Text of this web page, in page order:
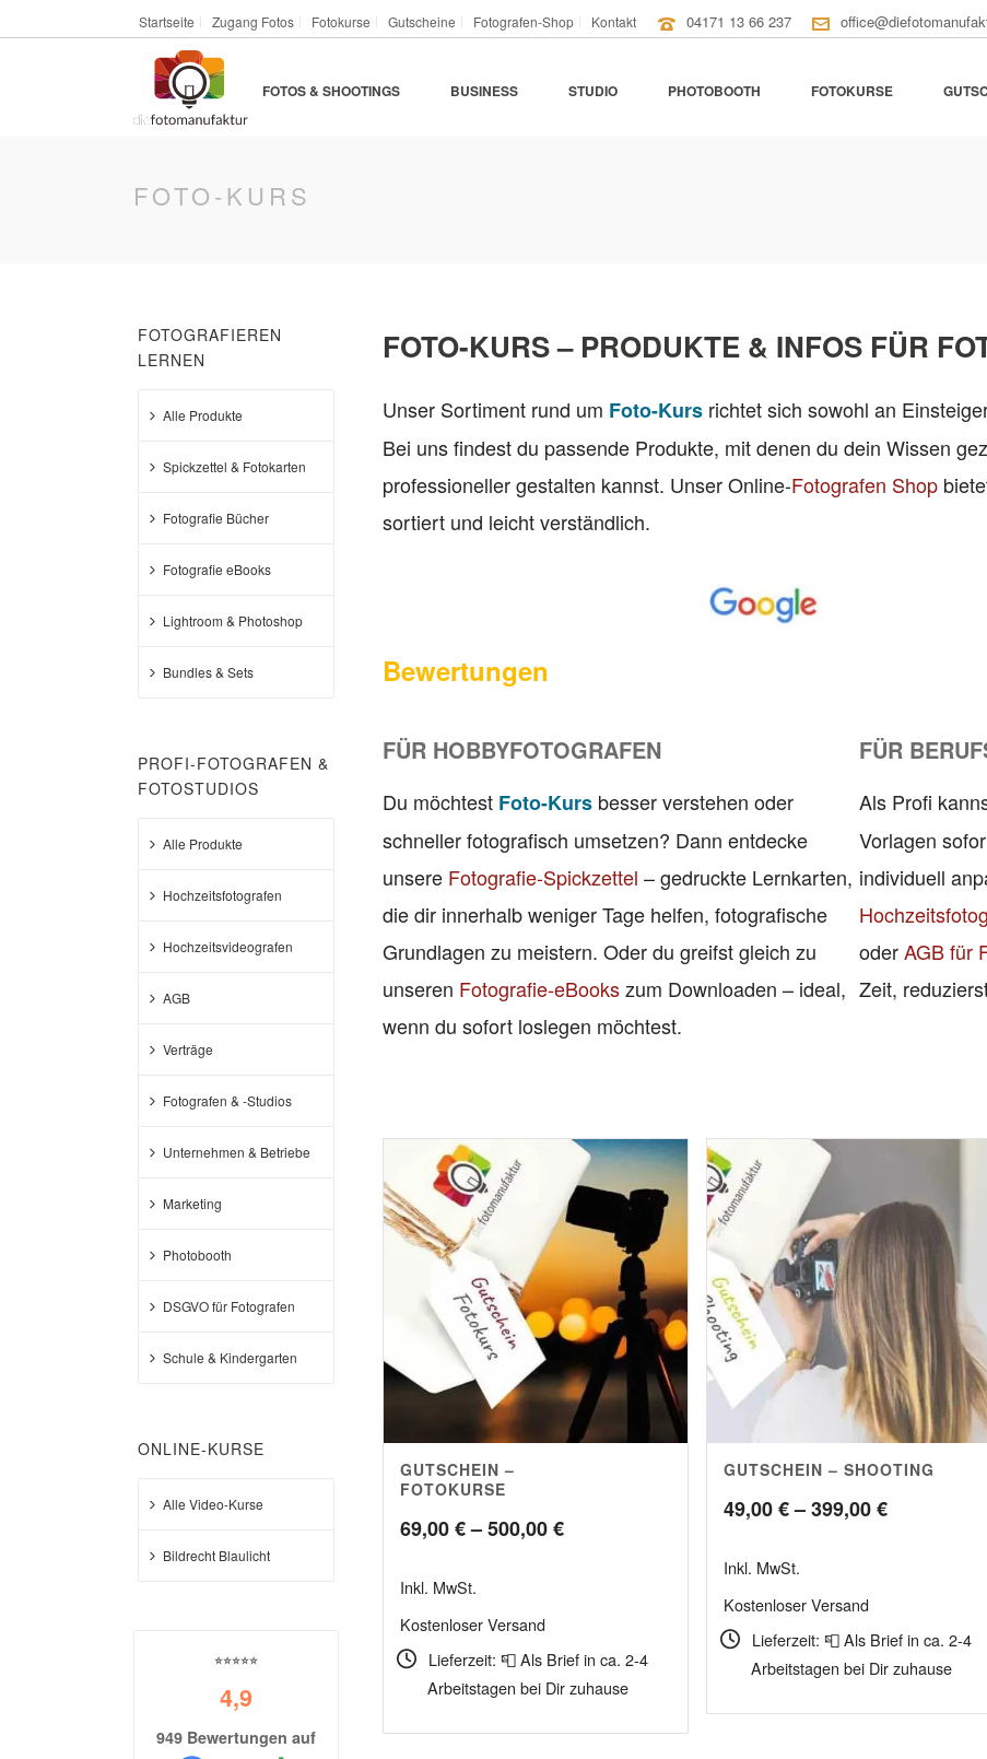
Startseite Zugang Fotos Fotokurse Gutscheine Fotografen-Shop Kontakt 04171 13 66 237
FOTOS & SHOOTINGS BUSINESS STUDIO PHOTOBOOTH FOTOKURSE
FOTO-KURS
FOTO-KURS – PRODUKTE & INFOS FÜR
Unser Sortiment rund um Foto-Kurs richtet sich sowohl an
Bei uns findest du passende Produkte, mit denen du dein Wissen
professioneller gestalten kannst. Unser Online-Fotografen Shop
sortiert und leicht verständlich.
Bewertungen
FÜR HOBBYFOTOGRAFEN
Du möchtest Foto-Kurs besser verstehen oder
schneller fotografisch umsetzen? Dann entdecke
unsere Fotografie-Spickzettel – gedruckte Lernkarten,
die dir innerhalb weniger Tage helfen, fotografische
Grundlagen zu meistern. Oder du greifst gleich zu
unseren Fotografie-eBookszum Downloaden – ideal,
wenn du sofort loslegen möchtest.
FÜR
Als Profi
Vorlagen
individuell
oderAGB für
Zeit,
4.89
GUTSCHEIN –
FOTOKURSE
69,00€–500,00€Preisspanne:
Inkl. MwSt.
Kostenloser Versand
Lieferzeit: 📮 Als Brief in ca. 2-4
Arbeitstagen bei Dir zuhause
5.00
GUTSCHEIN – SHOOTING
49,00€–399,00€
Inkl. MwSt.
Kostenloser Versand
Lieferzeit: 📮 Als Brief in ca. 2-4
Arbeitstagen bei Dir zuhause
FOTOGRAFIEREN
LERNEN
Alle Produkte
Spickzettel & Fotokarten
Fotografie Bücher
Fotografie eBooks
Lightroom & Photoshop
Bundles & Sets
PROFI-FOTOGRAFEN &
FOTOSTUDIOS
Alle Produkte
Hochzeitsfotografen
Hochzeitsvideografen
AGB
Verträge
Fotografen & -Studios
Unternehmen & Betriebe
Marketing
Photobooth
DSGVO für Fotografen
Schule & Kindergarten
ONLINE-KURSE
Alle Video-Kurse
Bildrecht Blaulicht
⭐⭐⭐⭐⭐
4,9
949 Bewertungen auf